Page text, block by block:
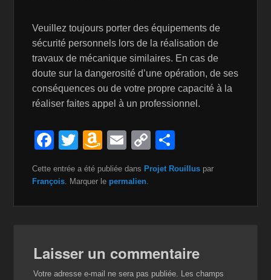
Veuillez toujours porter des équipements de
sécurité personnels lors de la réalisation de
travaux de mécanique similaires. En cas de
doute sur la dangerosité d’une opération, de ses
conséquences ou de votre propre capacité à la
réaliser faites appel à un professionnel.
F
c
o
k
T
wi
tt
A
m
a
W
is
E
m
ail
C
o
p
k
ar
ta
Cette entrée a été publiée dans Projet Rouillus par
François. Marquer le permalien.
Laisser un commentaire
Votre adresse e-mail ne sera pas publiée. Les champs